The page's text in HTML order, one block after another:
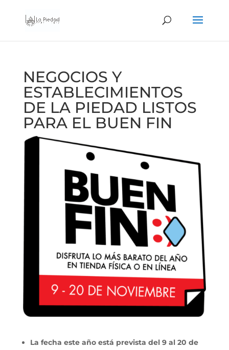
NEGOCIOS Y
ESTABLECIMIENTOS
DE LA PIEDAD LISTOS
PARA EL BUEN FIN
La fecha este año está prevista del 9 al 20 de